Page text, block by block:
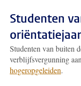
Studenten
oriëntatiejaar
Studenten van buiten
verblijfsvergunning
hogeropgeleiden.